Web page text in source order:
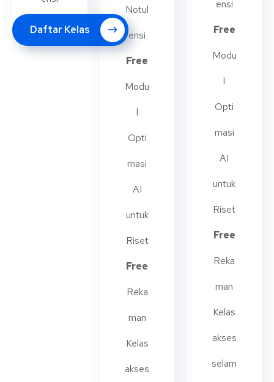
Daftar Kelas
Notul
ensi
Free
Modu
l
Opti
masi
AI
untuk
Riset
Free
Reka
man
Kelas
akses
ensi
Free
Modu
l
Opti
masi
AI
untuk
Riset
Free
Reka
man
Kelas
akses
selam